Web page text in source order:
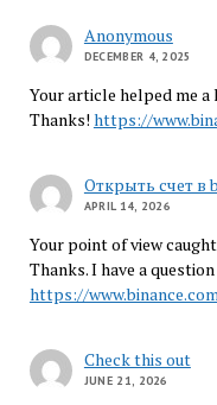
Anonymous
DECEMBER 4, 2025
Your article helped me
Thanks! https://
Открыть счет в
APRIL 14, 2026
Your point of view
Thanks. I have a
https://
Check this out
JUNE 21, 2026